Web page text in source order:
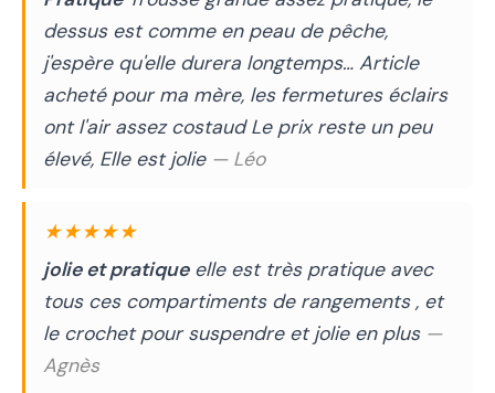
dessus est comme en peau de pêche,
j'espère qu'elle durera longtemps… Article
acheté pour ma mère, les fermetures éclairs
ont l'air assez costaud Le prix reste un peu
élevé, Elle est jolie — Léo
★★★★★
jolie et pratiqueelle est très pratique avec
tous ces compartiments de rangements , et
le crochet pour suspendre et jolie en plus —
Agnès